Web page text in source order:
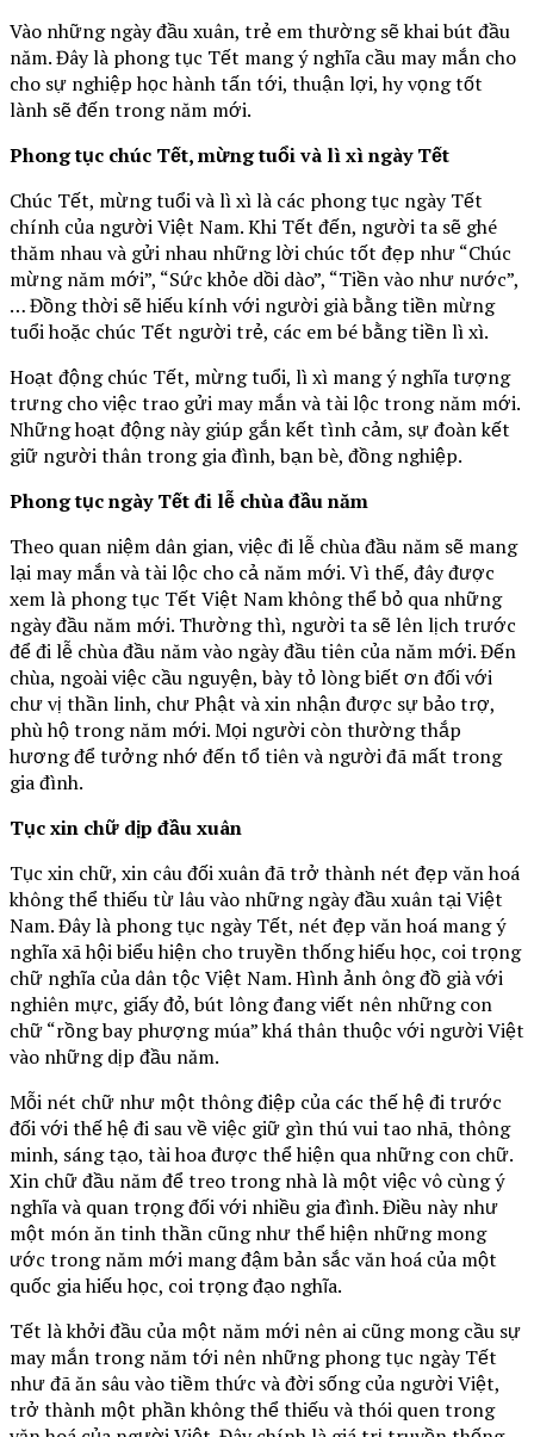
Vào những ngày đầu xuân, trẻ em thường sẽ khai bút đầu
năm. Đây là phong tục Tết mang ý nghĩa cầu may mắn cho
cho sự nghiệp học hành tấn tới, thuận lợi, hy vọng tốt
lành sẽ đến trong năm mới.
Phong tục chúc Tết, mừng tuổi và lì xì ngày Tết
Chúc Tết, mừng tuổi và lì xì là các phong tục ngày Tết
chính của người Việt Nam. Khi Tết đến, người ta sẽ ghé
thăm nhau và gửi nhau những lời chúc tốt đẹp như “Chúc
mừng năm mới”, “Sức khỏe dồi dào”, “Tiền vào như nước”,
… Đồng thời sẽ hiếu kính với người già bằng tiền mừng
tuổi hoặc chúc Tết người trẻ, các em bé bằng tiền lì xì.
Hoạt động chúc Tết, mừng tuổi, lì xì mang ý nghĩa tượng
trưng cho việc trao gửi may mắn và tài lộc trong năm mới.
Những hoạt động này giúp gắn kết tình cảm, sự đoàn kết
giữ người thân trong gia đình, bạn bè, đồng nghiệp.
Phong tục ngày Tết đi lễ chùa đầu năm
Theo quan niệm dân gian, việc đi lễ chùa đầu năm sẽ mang
lại may mắn và tài lộc cho cả năm mới. Vì thế, đây được
xem là phong tục Tết Việt Nam không thể bỏ qua những
ngày đầu năm mới. Thường thì, người ta sẽ lên lịch trước
để đi lễ chùa đầu năm vào ngày đầu tiên của năm mới. Đến
chùa, ngoài việc cầu nguyện, bày tỏ lòng biết ơn đối với
chư vị thần linh, chư Phật và xin nhận được sự bảo trợ,
phù hộ trong năm mới. Mọi người còn thường thắp
hương để tưởng nhớ đến tổ tiên và người đã mất trong
gia đình.
Tục xin chữ dịp đầu xuân
Tục xin chữ, xin câu đối xuân đã trở thành nét đẹp văn hoá
không thể thiếu từ lâu vào những ngày đầu xuân tại Việt
Nam. Đây là phong tục ngày Tết, nét đẹp văn hoá mang ý
nghĩa xã hội biểu hiện cho truyền thống hiếu học, coi trọng
chữ nghĩa của dân tộc Việt Nam. Hình ảnh ông đồ già với
nghiên mực, giấy đỏ, bút lông đang viết nên những con
chữ “rồng bay phượng múa” khá thân thuộc với người Việt
vào những dịp đầu năm.
Mỗi nét chữ như một thông điệp của các thế hệ đi trước
đối với thế hệ đi sau về việc giữ gìn thú vui tao nhã, thông
minh, sáng tạo, tài hoa được thể hiện qua những con chữ.
Xin chữ đầu năm để treo trong nhà là một việc vô cùng ý
nghĩa và quan trọng đối với nhiều gia đình. Điều này như
một món ăn tinh thần cũng như thể hiện những mong
ước trong năm mới mang đậm bản sắc văn hoá của một
quốc gia hiếu học, coi trọng đạo nghĩa.
Tết là khởi đầu của một năm mới nên ai cũng mong cầu sự
may mắn trong năm tới nên những phong tục ngày Tết
như đã ăn sâu vào tiềm thức và đời sống của người Việt,
trở thành một phần không thể thiếu và thói quen trong